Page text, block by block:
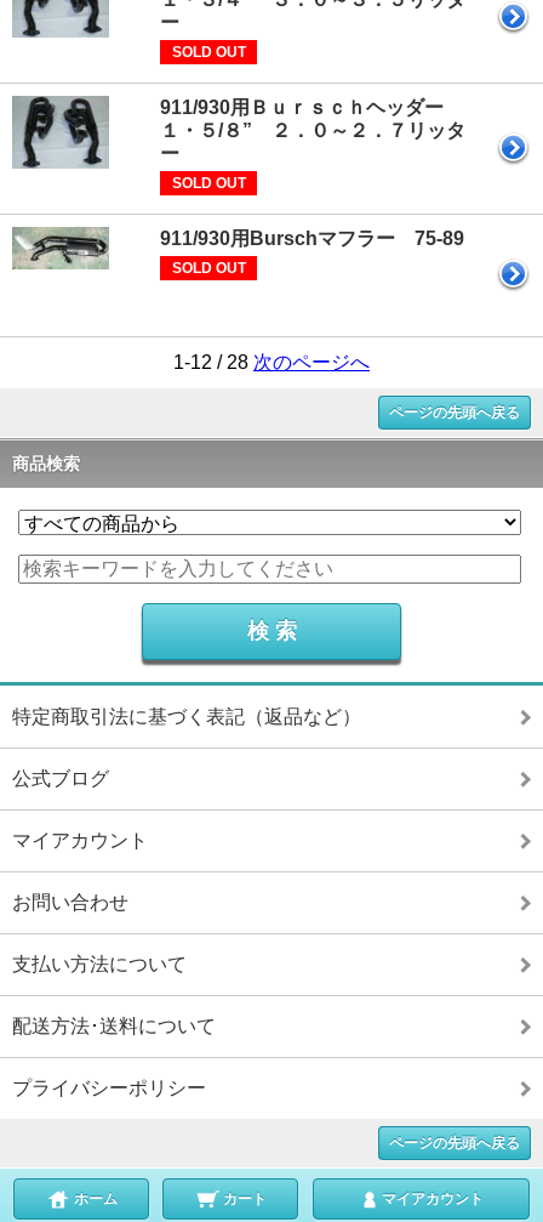
ー
SOLD OUT
911/930用Ｂｕｒｓｃｈヘッダー
１・５/８” ２．０～２．７リッタ
ー
SOLD OUT
911/930用Burschマフラー 75-89
SOLD OUT
1-12 / 28 次のページへ
ページの先頭へ戻る
商品検索
特定商取引法に基づく表記（返品など）
公式ブログ
マイアカウント
お問い合わせ
支払い方法について
配送方法･送料について
プライバシーポリシー
ページの先頭へ戻る
ホーム カート マイアカウント